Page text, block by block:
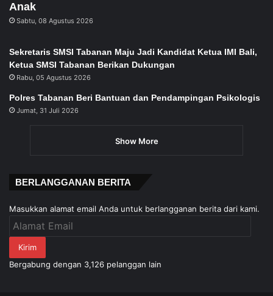
Anak
Sabtu, 08 Agustus 2026
Sekretaris SMSI Tabanan Maju Jadi Kandidat Ketua IMI Bali,
Ketua SMSI Tabanan Berikan Dukungan
Rabu, 05 Agustus 2026
Polres Tabanan Beri Bantuan dan Pendampingan Psikologis
Jumat, 31 Juli 2026
Show More
BERLANGGANAN BERITA
Masukkan alamat email Anda untuk berlangganan berita dari kami.
Alamat
Kirim
Bergabung dengan 3,126 pelanggan lain